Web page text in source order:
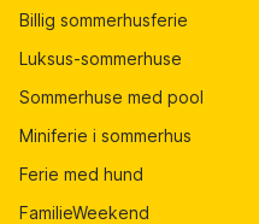
Billig sommerhusferie
Luksus-sommerhuse
Sommerhuse med pool
Miniferie i sommerhus
Ferie med hund
FamilieWeekend